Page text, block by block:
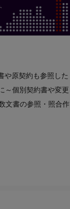
や原契約も参照した
～個別契約書や変更
文書の参照・照合作